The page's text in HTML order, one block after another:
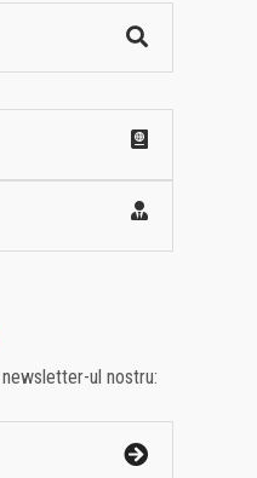
ul nostru: